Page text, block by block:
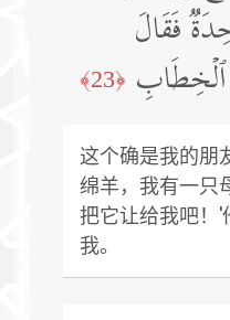
فَقَالَ
ٱلۡخِطَابِ ﴿23﴾
这个确是我的朋
绵羊，我有一只
把它让给我吧！'
我。